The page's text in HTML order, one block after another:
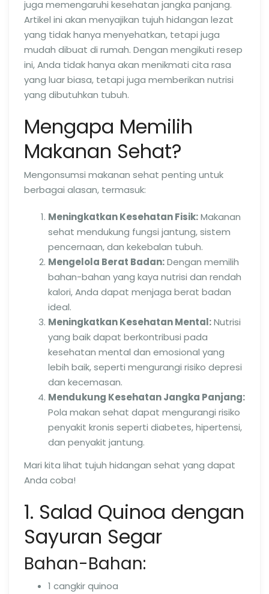
juga memengaruhi kesehatan jangka panjang.
Artikel ini akan menyajikan tujuh hidangan lezat
yang tidak hanya menyehatkan, tetapi juga
mudah dibuat di rumah. Dengan mengikuti resep
ini, Anda tidak hanya akan menikmati cita rasa
yang luar biasa, tetapi juga memberikan nutrisi
yang dibutuhkan tubuh.
Mengapa Memilih
Makanan Sehat?
Mengonsumsi makanan sehat penting untuk
berbagai alasan, termasuk:
Meningkatkan Kesehatan Fisik:Makanan
sehat mendukung fungsi jantung, sistem
pencernaan, dan kekebalan tubuh.
Mengelola Berat Badan:Dengan memilih
bahan-bahan yang kaya nutrisi dan rendah
kalori, Anda dapat menjaga berat badan
ideal.
Meningkatkan Kesehatan Mental:Nutrisi
yang baik dapat berkontribusi pada
kesehatan mental dan emosional yang
lebih baik, seperti mengurangi risiko depresi
dan kecemasan.
Mendukung Kesehatan Jangka Panjang:
Pola makan sehat dapat mengurangi risiko
penyakit kronis seperti diabetes, hipertensi,
dan penyakit jantung.
Mari kita lihat tujuh hidangan sehat yang dapat
Anda coba!
1. Salad Quinoa dengan
Sayuran Segar
Bahan-Bahan:
1 cangkir quinoa